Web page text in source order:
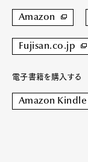
Amazon
Fujisan.co.jp
電子書籍を購入する
Amazon Kindle